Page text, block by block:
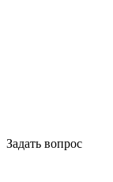
Задать вопрос